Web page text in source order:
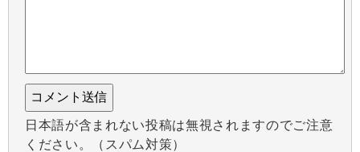
日本語が含まれない投稿は無視されますのでご注意
ください。（スパム対策）